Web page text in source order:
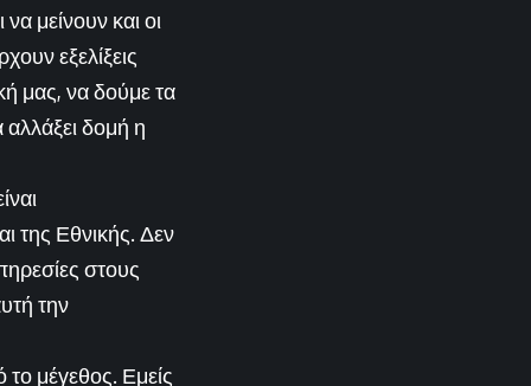
μείνουν και οι
εξελίξεις
μας, να δούμε τα
αλλάξει δομή η
της Εθνικής. Δεν
στους
την
το μέγεθος. Εμείς